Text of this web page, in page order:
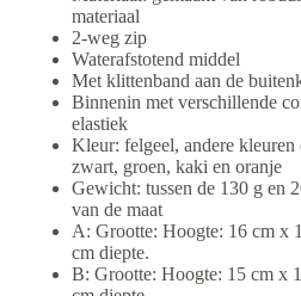
materiaal
2-weg zip
Waterafstotend middel
Met klittenband aan de
Binnenin met verschillende
elastiek
Kleur: felgeel, andere kleuren
zwart, groen, kaki en oranje
Gewicht: tussen de 130 g en
van de maat
A: Grootte: Hoogte: 16 cm x
cm diepte.
B: Grootte: Hoogte: 15 cm x